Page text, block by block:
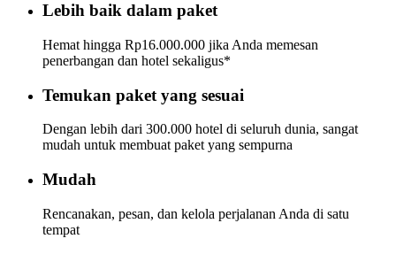
Lebih baik dalam paket
Hemat hingga Rp16.000.000 jika Anda memesan
penerbangan dan hotel sekaligus*
Temukan paket yang sesuai
Dengan lebih dari 300.000 hotel di seluruh dunia, sangat
mudah untuk membuat paket yang sempurna
Mudah
Rencanakan, pesan, dan kelola perjalanan Anda di satu
tempat